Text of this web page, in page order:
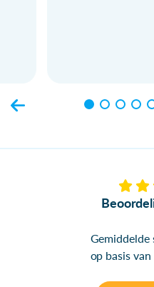
Gemiddelde
op basis van